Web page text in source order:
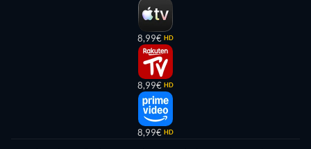
8,99€ HD
8,99€ HD
8,99€ HD